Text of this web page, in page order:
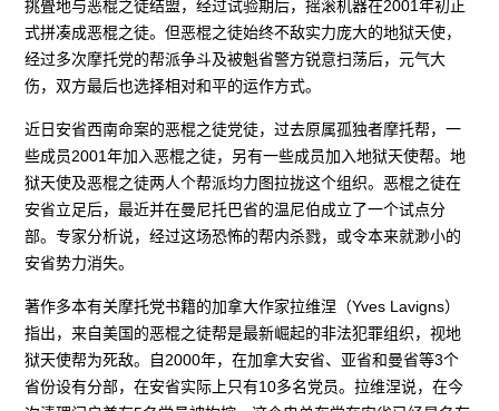
挑舋地与恶棍之徒结盟，经过试验期后，摇滚机器在2001年初正
式拼凑成恶棍之徒。但恶棍之徒始终不敌实力庞大的地狱天使，
经过多次摩托党的帮派争斗及被魁省警方锐意扫荡后，元气大
伤，双方最后也选择相对和平的运作方式。
近日安省西南命案的恶棍之徒党徒，过去原属孤独者摩托帮，一
些成员2001年加入恶棍之徒，另有一些成员加入地狱天使帮。地
狱天使及恶棍之徒两人个帮派均力图拉拢这个组织。恶棍之徒在
安省立足后，最近并在曼尼托巴省的温尼伯成立了一个试点分
部。专家分析说，经过这场恐怖的帮内杀戮，或令本来就渺小的
安省势力消失。
著作多本有关摩托党书籍的加拿大作家拉维涅（Yves Lavigns）
指出，来自美国的恶棍之徒帮是最新崛起的非法犯罪组织，视地
狱天使帮为死敌。自2000年，在加拿大安省、亚省和曼省等3个
省份设有分部，在安省实际上只有10多名党员。拉维涅说，在今